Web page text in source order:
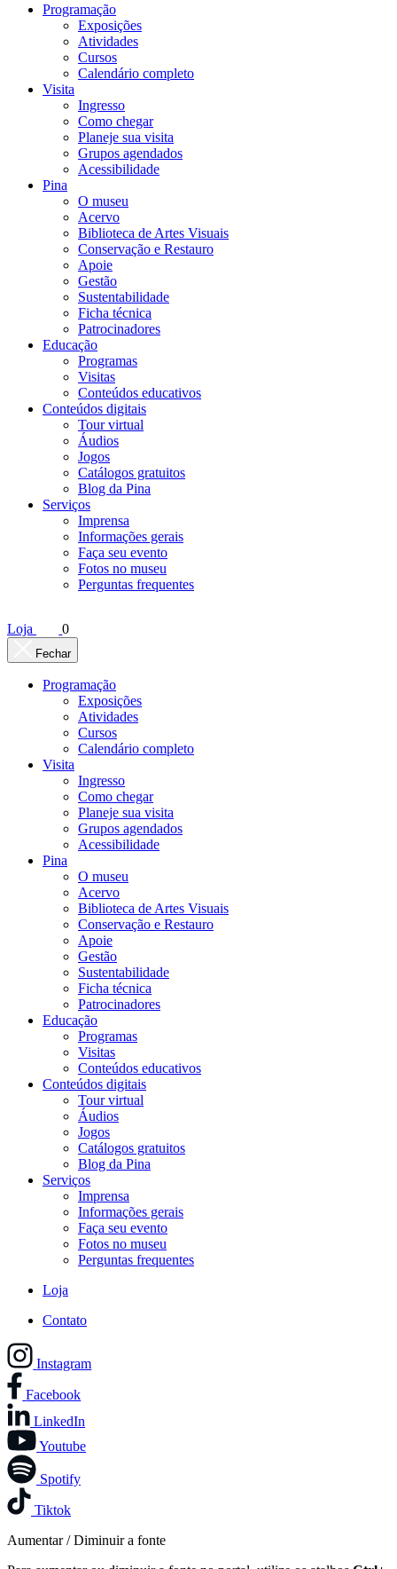
Programação
Exposições
Atividades
Cursos
Calendário completo
Visita
Ingresso
Como chegar
Planeje sua visita
Grupos agendados
Acessibilidade
Pina
O museu
Acervo
Biblioteca de Artes Visuais
Conservação e Restauro
Apoie
Gestão
Sustentabilidade
Ficha técnica
Patrocinadores
Educação
Programas
Visitas
Conteúdos educativos​
Conteúdos digitais
Tour virtual
Áudios
Jogos
Catálogos gratuitos
Blog da Pina
Serviços
Imprensa
Informações gerais
Faça seu evento
Fotos no museu
Perguntas frequentes
Loja 0
Fechar
Programação
Exposições
Atividades
Cursos
Calendário completo
Visita
Ingresso
Como chegar
Planeje sua visita
Grupos agendados
Acessibilidade
Pina
O museu
Acervo
Biblioteca de Artes Visuais
Conservação e Restauro
Apoie
Gestão
Sustentabilidade
Ficha técnica
Patrocinadores
Educação
Programas
Visitas
Conteúdos educativos​
Conteúdos digitais
Tour virtual
Áudios
Jogos
Catálogos gratuitos
Blog da Pina
Serviços
Imprensa
Informações gerais
Faça seu evento
Fotos no museu
Perguntas frequentes
Loja
Contato
Instagram
Facebook
LinkedIn
Youtube
Spotify
Tiktok
Aumentar / Diminuir a fonte